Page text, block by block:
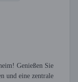
Genießen Sie
und eine zentrale